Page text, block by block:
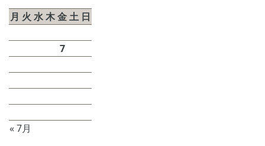
月 火 水木金土 日
« 7月
7